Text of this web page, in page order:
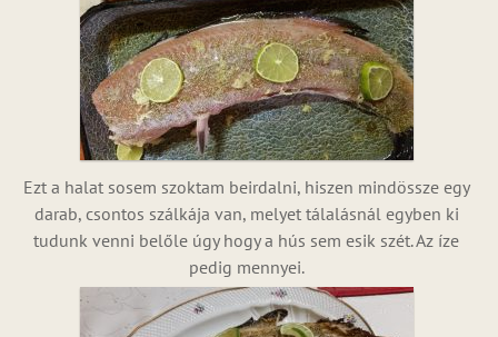
Ezt a halat sosem szoktam beirdalni, hiszen mindössze egy
darab, csontos szálkája van, melyet tálalásnál egyben ki
tudunk venni belőle úgy hogy a hús sem esik szét. Az íze
pedig mennyei.